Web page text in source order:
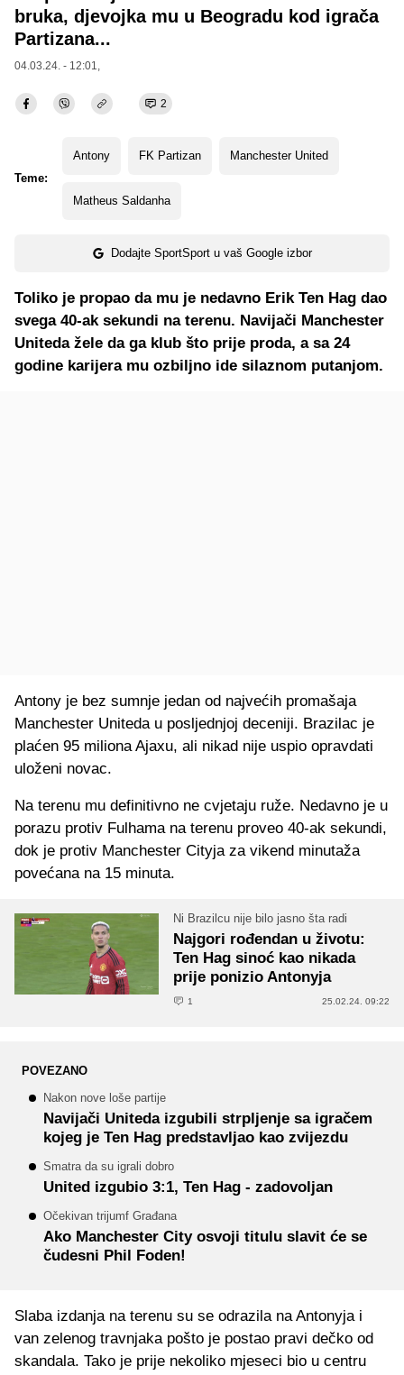
bruka, djevojka mu u Beogradu kod igrača
Partizana...
04.03.24. - 12:01,
2
Teme:
Antony FK Partizan Manchester United
Matheus Saldanha
Dodajte SportSport u vaš Google izbor
Toliko je propao da mu je nedavno Erik Ten Hag dao
svega 40-ak sekundi na terenu. Navijači Manchester
Uniteda žele da ga klub što prije proda, a sa 24
godine karijera mu ozbiljno ide silaznom putanjom.
Antony je bez sumnje jedan od najvećih promašaja
Manchester Uniteda u posljednjoj deceniji. Brazilac je
plaćen 95 miliona Ajaxu, ali nikad nije uspio opravdati
uloženi novac.
Na terenu mu definitivno ne cvjetaju ruže. Nedavno je u
porazu protiv Fulhama na terenu proveo 40-ak sekundi,
dok je protiv Manchester Cityja za vikend minutaža
povećana na 15 minuta.
Ni Brazilcu nije bilo jasno šta radi
Najgori rođendan u životu:
Ten Hag sinoć kao nikada
prije ponizio Antonyja
1 25.02.24. 09:22
POVEZANO
Nakon nove loše partije
Navijači Uniteda izgubili strpljenje sa igračem
kojeg je Ten Hag predstavljao kao zvijezdu
Smatra da su igrali dobro
United izgubio 3:1, Ten Hag - zadovoljan
Očekivan trijumf Građana
Ako Manchester City osvoji titulu slavit će se
čudesni Phil Foden!
Slaba izdanja na terenu su se odrazila na Antonyja i
van zelenog travnjaka pošto je postao pravi dečko od
skandala. Tako je prije nekoliko mjeseci bio u centru